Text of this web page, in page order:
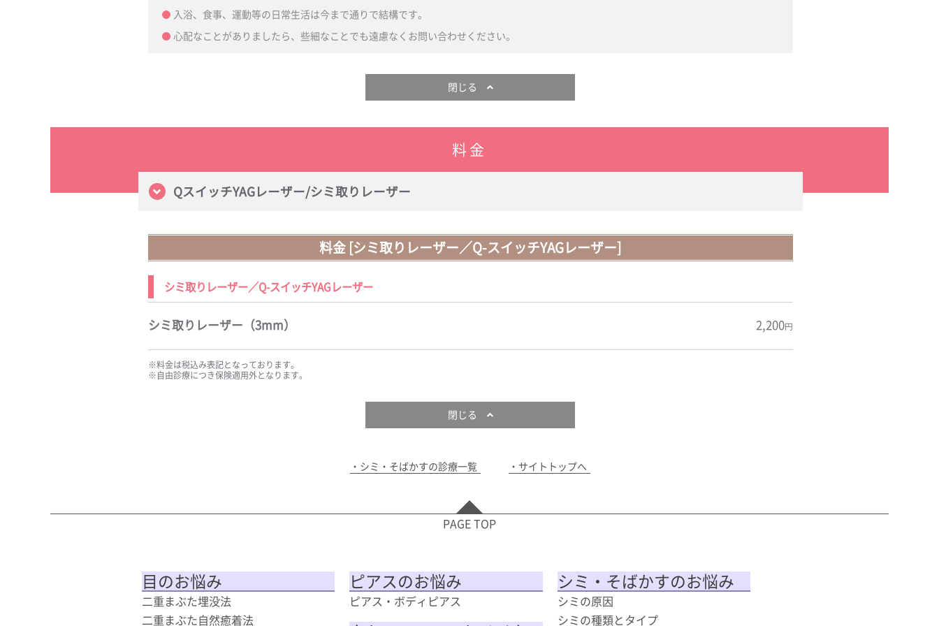
入浴、食事、運動等の日常生活は今まで通りで結構です。
心配なことがありましたら、些細なことでも遠慮なくお問い合わせください。
閉じる
料金
QスイッチYAGレーザー/シミ取りレーザー
料金 [シミ取りレーザー／Q-スイッチYAGレーザー]
シミ取りレーザー／Q-スイッチYAGレーザー
シミ取りレーザー（3mm） 2,200円
※料金は税込み表記となっております。
※自由診療につき保険適用外となります。
閉じる
シミ・そばかすの診療一覧 サイトトップへ
PAGE TOP
目のお悩み
二重まぶた埋没法
二重まぶた自然癒着法
ピアスのお悩み
ピアス・ボディピアス
シミ・そばかすのお悩み
シミの原因
シミの種類とタイプ